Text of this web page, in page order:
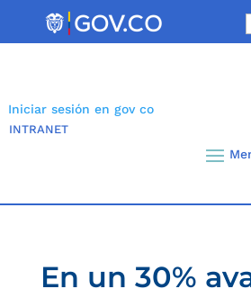
Iniciar sesión en gov co
INTRANET
En un 30%